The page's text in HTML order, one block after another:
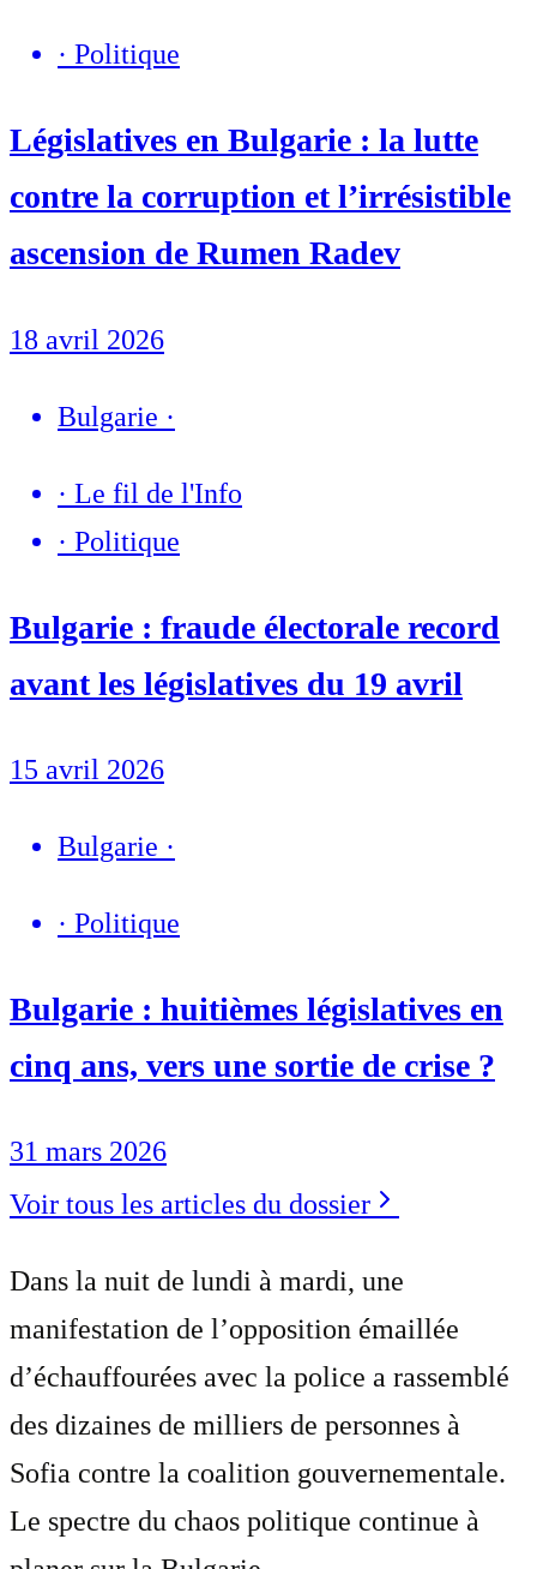
· Politique
Législatives en Bulgarie : la lutte
contre la corruption et l’irrésistible
ascension de Rumen Radev
18 avril 2026
Bulgarie ·
· Le fil de l'Info
· Politique
Bulgarie : fraude électorale record
avant les législatives du 19 avril
15 avril 2026
Bulgarie ·
· Politique
Bulgarie : huitièmes législatives en
cinq ans, vers une sortie de crise ?
31 mars 2026
Voir tous les articles du dossier
Dans la nuit de lundi à mardi, une
manifestation de l’opposition émaillée
d’échauffourées avec la police a rassemblé
des dizaines de milliers de personnes à
Sofia contre la coalition gouvernementale.
Le spectre du chaos politique continue à